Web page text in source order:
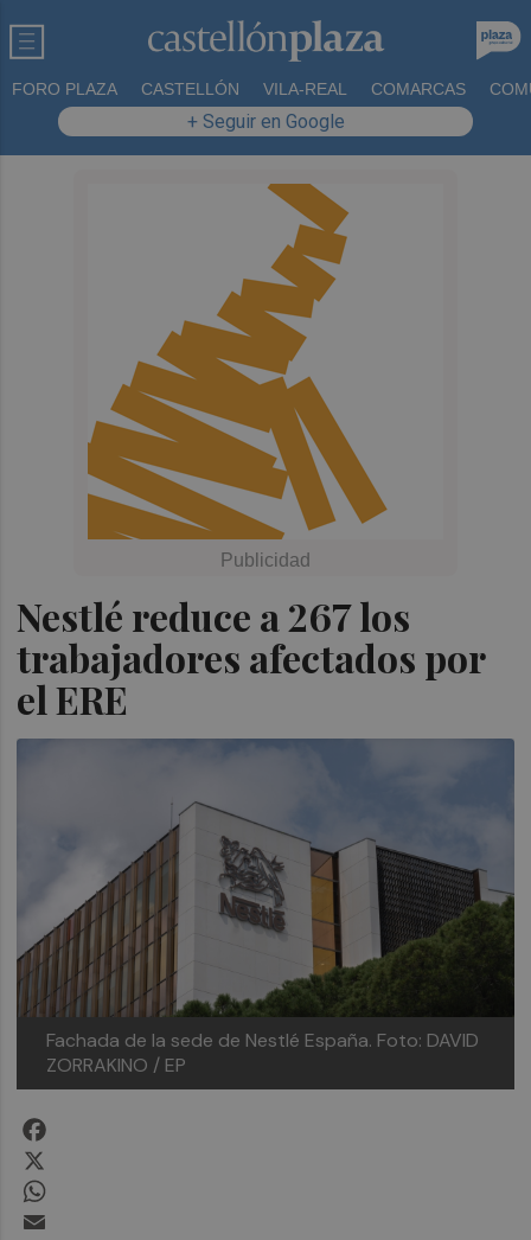
FORO PLAZA CASTELLÓN VILA-REAL COMARCAS
+ Seguir en Google
Nestlé reduce a 267 los
trabajadores afectados por
el ERE
Fachada de la sede de Nestlé España. Foto: DAVID
ZORRAKINO / EP